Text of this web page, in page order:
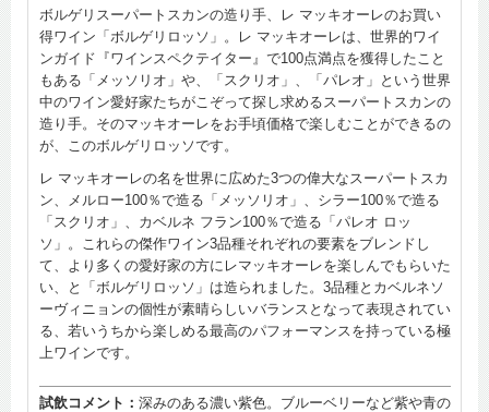
ボルゲリスーパートスカンの造り手、レ マッキオーレのお買い
得ワイン「ボルゲリロッソ」。レ マッキオーレは、世界的ワイ
ンガイド『ワインスペクテイター』で100点満点を獲得したこと
もある「メッソリオ」や、「スクリオ」、「パレオ」という世界
中のワイン愛好家たちがこぞって探し求めるスーパートスカンの
造り手。そのマッキオーレをお手頃価格で楽しむことができるの
が、このボルゲリロッソです。
レ マッキオーレの名を世界に広めた3つの偉大なスーパートスカ
ン、メルロー100％で造る「メッソリオ」、シラー100％で造る
「スクリオ」、カベルネ フラン100％で造る「パレオ ロッ
ソ」。これらの傑作ワイン3品種それぞれの要素をブレンドし
て、より多くの愛好家の方にレマッキオーレを楽しんでもらいた
い、と「ボルゲリロッソ」は造られました。3品種とカベルネソ
ーヴィニョンの個性が素晴らしいバランスとなって表現されてい
る、若いうちから楽しめる最高のパフォーマンスを持っている極
上ワインです。
試飲コメント： 深みのある濃い紫色。ブルーベリーなど紫や青の